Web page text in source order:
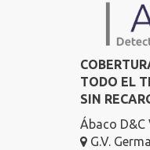
TODO EL
SIN
Ábaco D&C
G.V.